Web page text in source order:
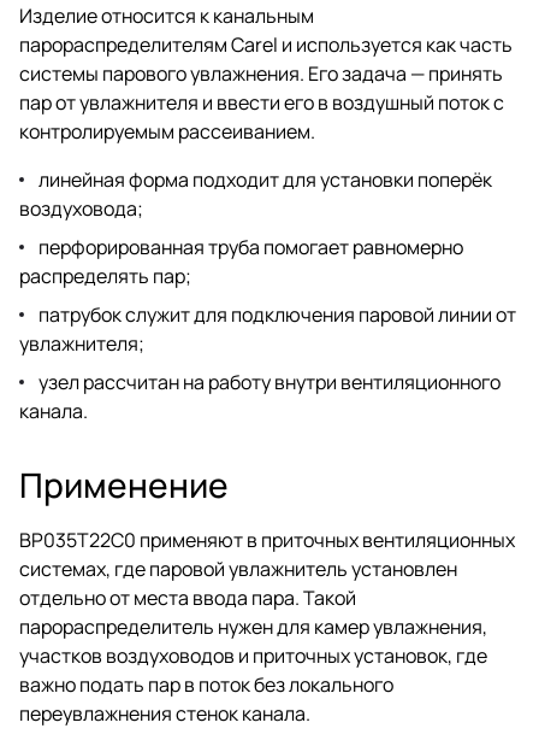
Изделие относится к канальным
парораспределителям Carel и используется как часть
системы парового увлажнения. Его задача — принять
пар от увлажнителя и ввести его в воздушный поток с
контролируемым рассеиванием.
линейная форма подходит для установки поперёк
воздуховода;
перфорированная труба помогает равномерно
распределять пар;
патрубок служит для подключения паровой линии от
увлажнителя;
узел рассчитан на работу внутри вентиляционного
канала.
Применение
BP035T22C0 применяют в приточных вентиляционных
системах, где паровой увлажнитель установлен
отдельно от места ввода пара. Такой
парораспределитель нужен для камер увлажнения,
участков воздуховодов и приточных установок, где
важно подать пар в поток без локального
переувлажнения стенок канала.